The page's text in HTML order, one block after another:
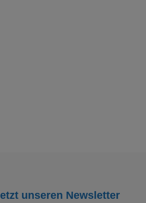
unseren Newsletter